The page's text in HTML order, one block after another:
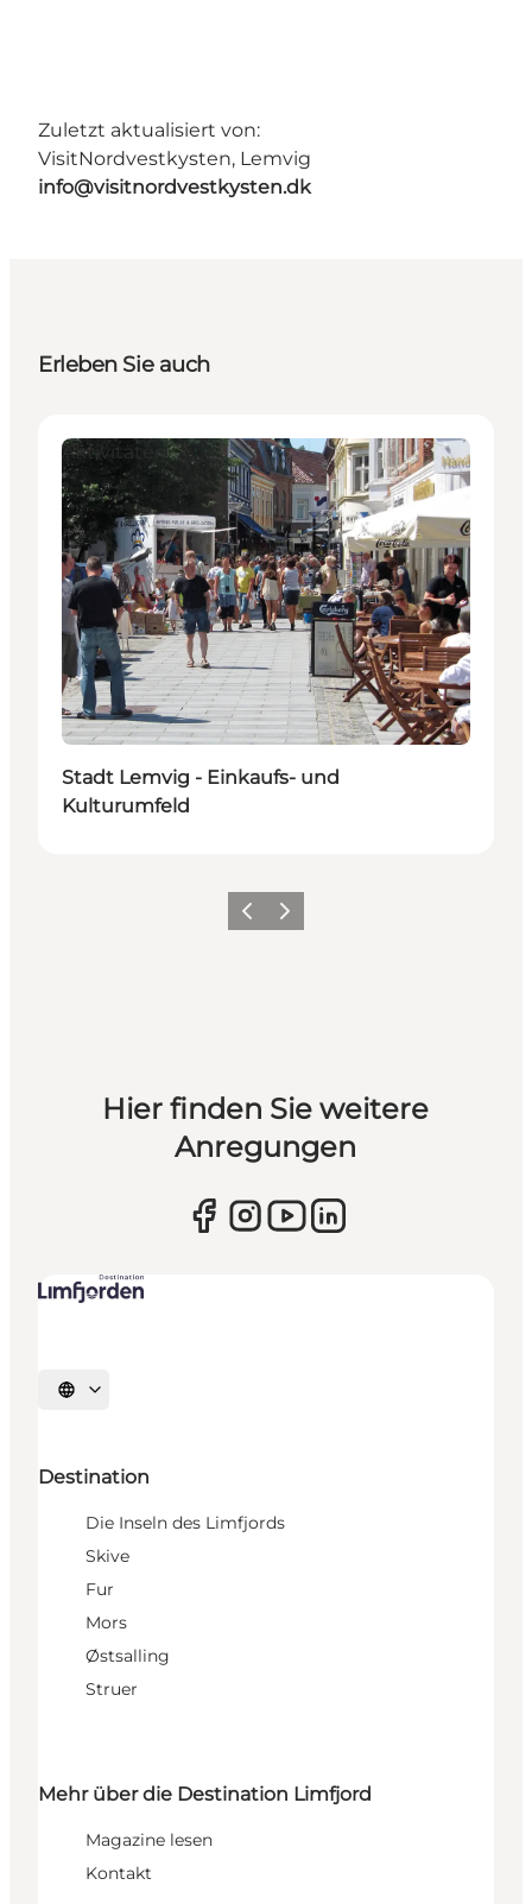
Zuletzt aktualisiert von:
VisitNordvestkysten, Lemvig
info@visitnordvestkysten.dk
Erleben Sie auch
Aktivitäten
Stadt Lemvig - Einkaufs- und
Kulturumfeld
Vorherige Folie
Nächste Folie
Hier finden Sie weitere
Anregungen
Sprache auswählen
Destination
Die Inseln des Limfjords
Skive
Fur
Mors
Østsalling
Struer
Mehr über die Destination Limfjord
Magazine lesen
Kontakt